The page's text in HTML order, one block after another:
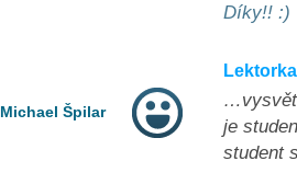
Díky!! :)
Michael Špilar
je
student